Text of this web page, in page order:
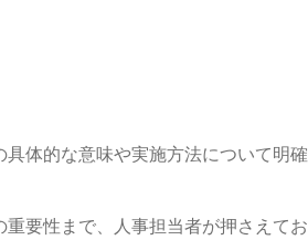
体的な意味や実施方法について明
性まで、人事担当者が押さえて